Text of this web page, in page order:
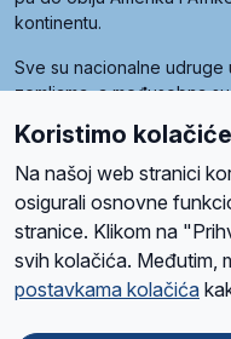
kontinentu.
Sve su nacionalne udruge
zemljama, a međusobna
pod nazivom Svjetska
Radio Maria). Svjetsku
kojima je i hrvatska
O namaRadio Program
Koristimo
Na našoj web stranici
osigurali osnovne
stranice. Klikom na
svih kolačića. Međutim,
postavkama kolačića